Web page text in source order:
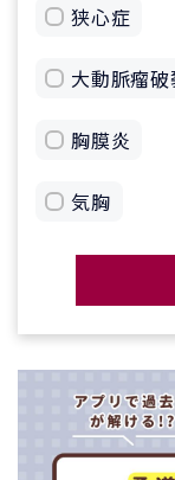
狭心症
大動脈瘤破
胸膜炎
気胸